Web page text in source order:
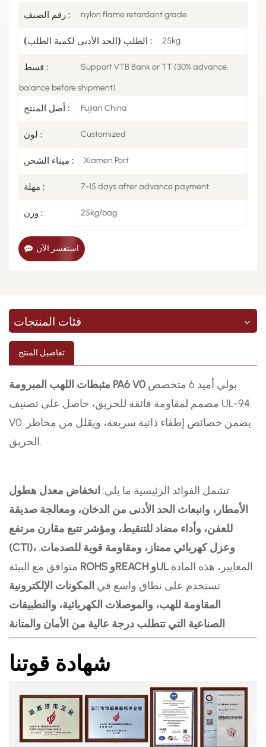
رقم الصنف : nylon flame retardant grade
الطلب (الحد الأدنى لكمية الطلب) : 25kg
قسط : Support VTB Bank or TT (30% advance,
balance before shipment)
أصل المنتج : Fujian China
لون : Customized
ميناء الشحن : Xiamen Port
مهلة : 7-15 days after advance payment.
وزن : 25kg/bag
استفسر الآن
فئات المنتجات
تفاصيل المنتج
مثبطات اللهب المبرومة PA6 V0
مصمم لمقاومة فائقة للحريق، حاصل على تصنيف UL-94
V0. يضمن خصائص إطفاء ذاتية سريعة، ويقلل من مخاطر
الحريق.
تشمل الفوائد الرئيسية ما يلي: انخفاض معدل هطول
الأمطار، وانبعاث الحد الأدنى من الدخان، ومعالجة صديقة
للعفن، وأداء مضاد للتنقيط، ومؤشر تتبع مقارن مرتفع
(CTI)، وعزل كهربائي ممتاز، ومقاومة قوية للصدمات.
ROHS وREACH وUL
تستخدم على نطاق واسع في المكونات الإلكترونية
المقاومة للهب، والموصلات الكهربائية، والتطبيقات
الصناعية التي تتطلب درجة عالية من الأمان والمتانة.
شهادة قوتنا